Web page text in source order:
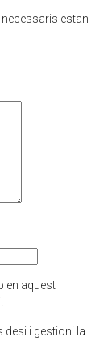
estan
en aquest
desi i gestioni la